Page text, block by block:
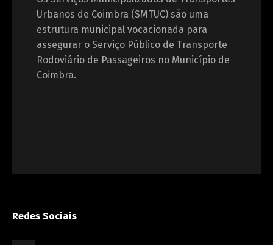
Urbanos de Coimbra (SMTUC) são uma
estrutura municipal vocacionada para
assegurar o Serviço Público de Transporte
Rodoviário de Passageiros no Município de
Coimbra.
Redes Sociais